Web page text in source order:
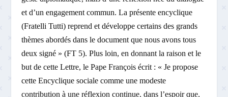
et d’un engagement commun. La présente encyclique
(Fratelli Tutti) reprend et développe certains des grands
thèmes abordés dans le document que nous avons tous
deux signé » (FT 5). Plus loin, en donnant la raison et le
but de cette Lettre, le Pape François écrit : « Je propose
cette Encyclique sociale comme une modeste
contribution à une réflexion continue, dans l’espoir que,